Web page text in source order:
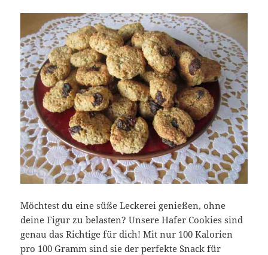
Möchtest du eine süße Leckerei genießen, ohne
deine Figur zu belasten? Unsere Hafer Cookies sind
genau das Richtige für dich! Mit nur 100 Kalorien
pro 100 Gramm sind sie der perfekte Snack für